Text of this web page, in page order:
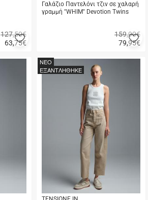
63,75€
127,50€Προσθήκη
στα
αγαπημένα
μου
Γαλάζιο Παντελόνι τζιν σε χαλαρή
γραμμή "WHIM" Devotion Twins
79,95€
159,90€
αγορά
NEO
ΕΞΑΝΤΛΗΘΗΚΕ